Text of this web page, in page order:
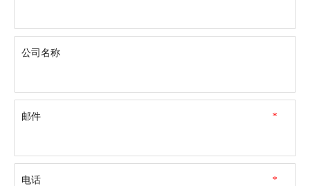
公司名称
*
邮件
*
电话